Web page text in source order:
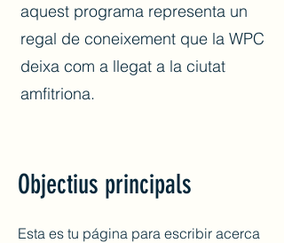
aquest programa representa un
regal de coneixement que la WPC
deixa com a llegat a la ciutat
amfitriona.
Objectius principals
Esta es tu página para escribir acerca